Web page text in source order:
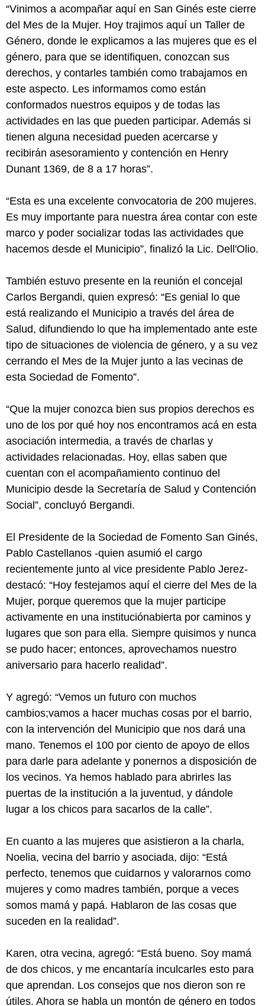
“Vinimos a acompañar aquí en San Ginés este cierre
del Mes de la Mujer. Hoy trajimos aquí un Taller de
Género, donde le explicamos a las mujeres que es el
género, para que se identifiquen, conozcan sus
derechos, y contarles también como trabajamos en
este aspecto. Les informamos como están
conformados nuestros equipos y de todas las
actividades en las que pueden participar. Además si
tienen alguna necesidad pueden acercarse y
recibirán asesoramiento y contención en Henry
Dunant 1369, de 8 a 17 horas”.
“Esta es una excelente convocatoria de 200 mujeres.
Es muy importante para nuestra área contar con este
marco y poder socializar todas las actividades que
hacemos desde el Municipio”, finalizó la Lic. Dell'Olio.
También estuvo presente en la reunión el concejal
Carlos Bergandi, quien expresó: “Es genial lo que
está realizando el Municipio a través del área de
Salud, difundiendo lo que ha implementado ante este
tipo de situaciones de violencia de género, y a su vez
cerrando el Mes de la Mujer junto a las vecinas de
esta Sociedad de Fomento”.
“Que la mujer conozca bien sus propios derechos es
uno de los por qué hoy nos encontramos acá en esta
asociación intermedia, a través de charlas y
actividades relacionadas. Hoy, ellas saben que
cuentan con el acompañamiento continuo del
Municipio desde la Secretaría de Salud y Contención
Social”, concluyó Bergandi.
El Presidente de la Sociedad de Fomento San Ginés,
Pablo Castellanos -quien asumió el cargo
recientemente junto al vice presidente Pablo Jerez-
destacó: “Hoy festejamos aquí el cierre del Mes de la
Mujer, porque queremos que la mujer participe
activamente en una instituciónabierta por caminos y
lugares que son para ella. Siempre quisimos y nunca
se pudo hacer; entonces, aprovechamos nuestro
aniversario para hacerlo realidad”.
Y agregó: “Vemos un futuro con muchos
cambios;vamos a hacer muchas cosas por el barrio,
con la intervención del Municipio que nos dará una
mano. Tenemos el 100 por ciento de apoyo de ellos
para darle para adelante y ponernos a disposición de
los vecinos. Ya hemos hablado para abrirles las
puertas de la institución a la juventud, y dándole
lugar a los chicos para sacarlos de la calle”.
En cuanto a las mujeres que asistieron a la charla,
Noelia, vecina del barrio y asociada, dijo: “Está
perfecto, tenemos que cuidarnos y valorarnos como
mujeres y como madres también, porque a veces
somos mamá y papá. Hablaron de las cosas que
suceden en la realidad”.
Karen, otra vecina, agregó: “Está bueno. Soy mamá
de dos chicos, y me encantaría inculcarles esto para
que aprendan. Los consejos que nos dieron son re
útiles. Ahora se habla un montón de género en todos